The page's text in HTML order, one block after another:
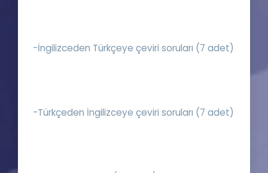
-İngilizceden Türkçeye çeviri soruları (7 adet)
-Türkçeden İngilizceye çeviri soruları (7 adet)